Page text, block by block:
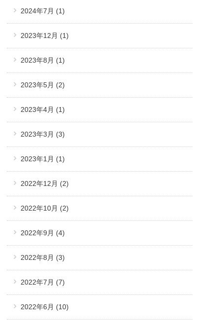
2024年7月 (1)
2023年12月 (1)
2023年8月 (1)
2023年5月 (2)
2023年4月 (1)
2023年3月 (3)
2023年1月 (1)
2022年12月 (2)
2022年10月 (2)
2022年9月 (4)
2022年8月 (3)
2022年7月 (7)
2022年6月 (10)